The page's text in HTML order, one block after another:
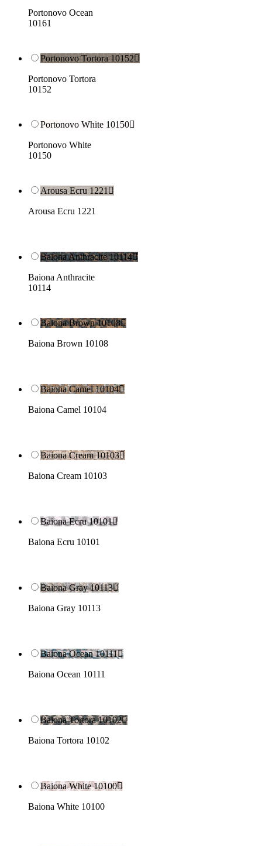
Portonovo Ocean
10161
Portonovo Tortora 10152
Portonovo Tortora
10152
Portonovo White 10150
Portonovo White
10150
Arousa Ecru 1221
Arousa Ecru 1221
Baiona Anthracite 10114
Baiona Anthracite
10114
Baiona Brown 10108
Baiona Brown 10108
Baiona Camel 10104
Baiona Camel 10104
Baiona Cream 10103
Baiona Cream 10103
Baiona Ecru 10101
Baiona Ecru 10101
Baiona Gray 10113
Baiona Gray 10113
Baiona Ocean 10111
Baiona Ocean 10111
Baiona Tortora 10102
Baiona Tortora 10102
Baiona White 10100
Baiona White 10100